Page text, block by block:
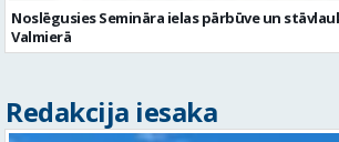
Noslēgusies Semināra ielas pārbūve un
Valmierā
Redakcija iesaka